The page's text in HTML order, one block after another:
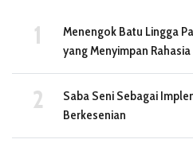
Menengok Batu Lingga
yang Menyimpan
Saba Seni Sebagai
Berkesenian